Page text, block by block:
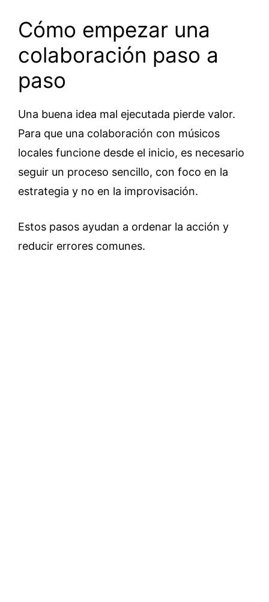
Cómo empezar una
colaboración paso a
paso
Una buena idea mal ejecutada pierde valor.
Para que una colaboración con músicos
locales funcione desde el inicio, es necesario
seguir un proceso sencillo, con foco en la
estrategia y no en la improvisación.
Estos pasos ayudan a ordenar la acción y
reducir errores comunes.